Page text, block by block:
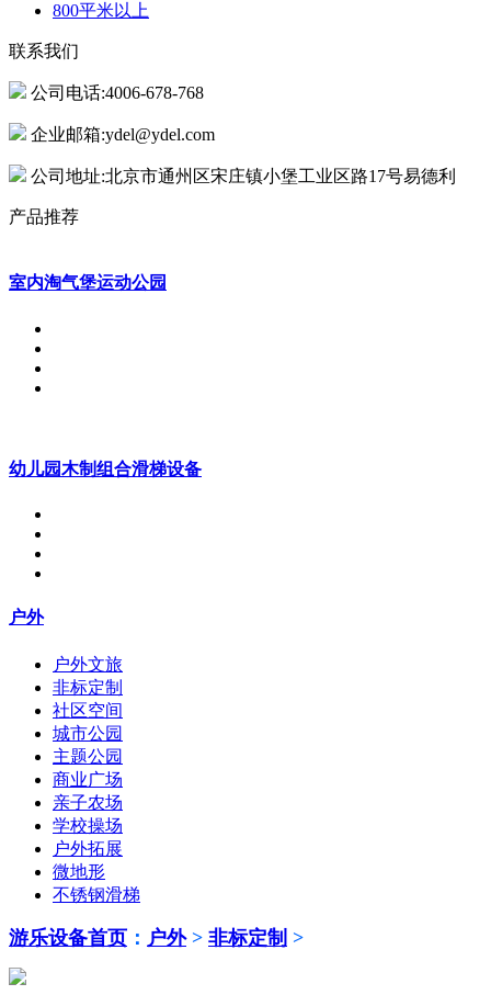
800平米以上
联系我们
公司电话:4006-678-768
企业邮箱:ydel@ydel.com
公司地址:北京市通州区宋庄镇小堡工业区路17号易德利
产品推荐
室内淘气堡运动公园
幼儿园木制组合滑梯设备
户外
户外文旅
非标定制
社区空间
城市公园
主题公园
商业广场
亲子农场
学校操场
户外拓展
微地形
不锈钢滑梯
游乐设备首页 ： 户外> 非标定制 >